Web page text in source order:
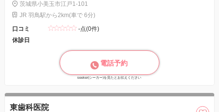
茨城県小美玉市江戸1-101
JR 羽鳥駅から2km(車で 6分)
口コミ
-点(0件)
休診日
電話予約
seeker(シーカー)を見たとお伝えください
東歯科医院